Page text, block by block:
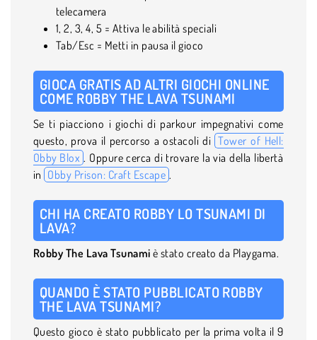
telecamera
1, 2, 3, 4, 5 = Attiva le abilità speciali
Tab/Esc = Metti in pausa il gioco
GIOCA GRATIS AD ALTRI GIOCHI ONLINE
COME ROBBY THE LAVA TSUNAMI
Se ti piacciono i giochi di parkour impegnativi come
questo, prova il percorso a ostacoli di Tower of Hell:
Obby Blox . Oppure cerca di trovare la via della libertà
in Obby Prison: Craft Escape .
CHI HA CREATO ROBBY LO TSUNAMI DI
LAVA?
Robby The Lava Tsunami è stato creato da Playgama.
QUANDO È STATO PUBBLICATO ROBBY
THE LAVA TSUNAMI?
Questo gioco è stato pubblicato per la prima volta il 9